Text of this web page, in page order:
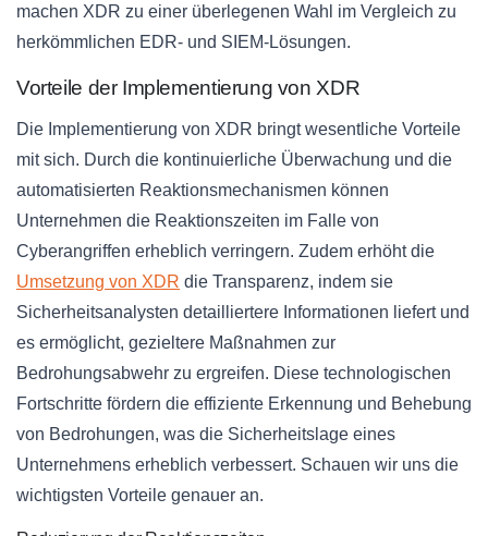
machen XDR zu einer überlegenen Wahl im Vergleich zu
herkömmlichen EDR- und SIEM-Lösungen.
Vorteile der Implementierung von XDR
Die Implementierung von XDR bringt wesentliche Vorteile
mit sich. Durch die kontinuierliche Überwachung und die
automatisierten Reaktionsmechanismen können
Unternehmen die Reaktionszeiten im Falle von
Cyberangriffen erheblich verringern. Zudem erhöht die
Umsetzung von XDR die Transparenz, indem sie
Sicherheitsanalysten detailliertere Informationen liefert und
es ermöglicht, gezieltere Maßnahmen zur
Bedrohungsabwehr zu ergreifen. Diese technologischen
Fortschritte fördern die effiziente Erkennung und Behebung
von Bedrohungen, was die Sicherheitslage eines
Unternehmens erheblich verbessert. Schauen wir uns die
wichtigsten Vorteile genauer an.